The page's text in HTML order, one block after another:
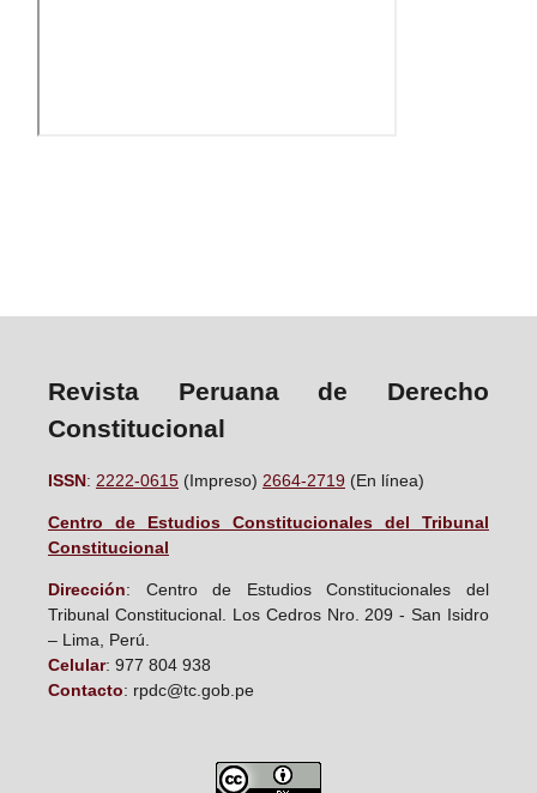
Revista Peruana de Derecho
Constitucional
ISSN: 2222-0615(Impreso) 2664-2719(En línea)
Centro de Estudios Constitucionales del Tribunal
Constitucional
Dirección: Centro de Estudios Constitucionales del
Tribunal Constitucional. Los Cedros Nro. 209 - San Isidro
– Lima, Perú.
Celular: 977 804 938
Contacto: rpdc@tc.gob.pe